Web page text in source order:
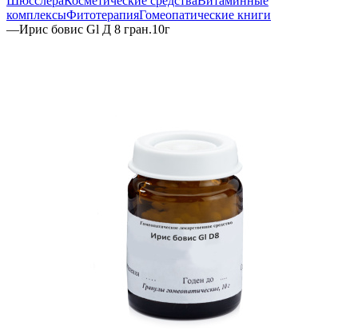
комплексыФитотерапияГомеопатические книги
—Ирис бовис Gl Д 8 гран.10г